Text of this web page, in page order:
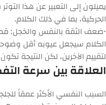
يميلون إلى التعبير عن هذا
الحركية، بما في ذلك الكلام.
•ضعف الثقة بالنفس والخجل:
الكلام سيجعل عيوبه أقل
لتقييم الآخرين، لكن النتيجة
العلاقة بين سرعة
السبب النفسي الأكثر عمقاً